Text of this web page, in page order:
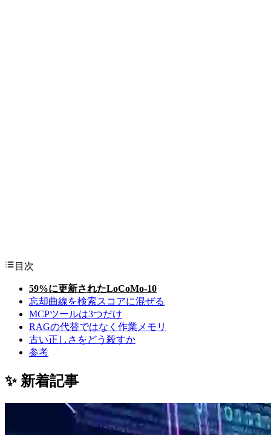
目次
59%に更新されたLoCoMo-10
忘却曲線を検索スコアに混ぜる
MCPツールは3つだけ
RAGの代替ではなく作業メモリ
古い正しさをどう殺すか
参考
✨ 新着記事